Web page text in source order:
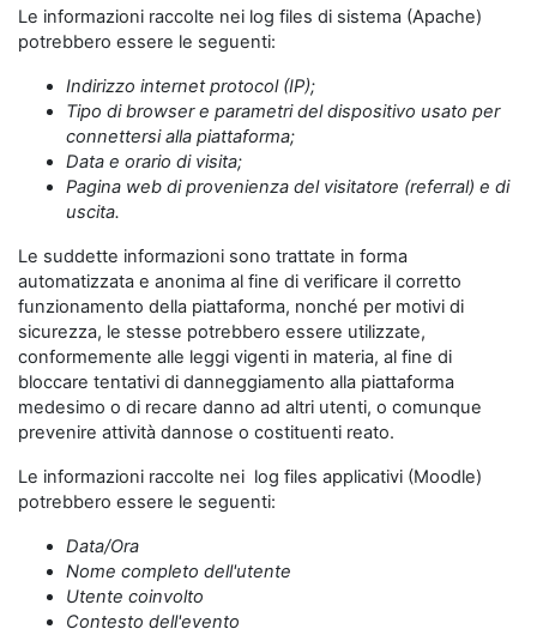
Le informazioni raccolte nei log files di sistema (Apache)
potrebbero essere le seguenti:
Indirizzo internet protocol (IP);
Tipo di browser e parametri del dispositivo usato per
connettersi alla piattaforma;
Data e orario di visita;
Pagina web di provenienza del visitatore (referral) e di
uscita.
Le suddette informazioni sono trattate in forma
automatizzata e anonima al fine di verificare il corretto
funzionamento della piattaforma, nonché per motivi di
sicurezza, le stesse potrebbero essere utilizzate,
conformemente alle leggi vigenti in materia, al fine di
bloccare tentativi di danneggiamento alla piattaforma
medesimo o di recare danno ad altri utenti, o comunque
prevenire attività dannose o costituenti reato.
Le informazioni raccolte nei log files applicativi (Moodle)
potrebbero essere le seguenti:
Data/Ora
Nome completo dell'utente
Utente coinvolto
Contesto dell'evento